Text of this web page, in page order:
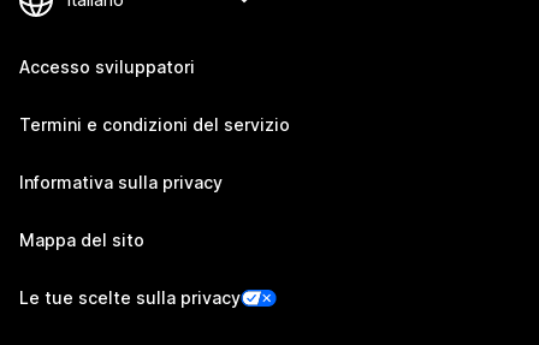
Accesso sviluppatori
Termini e condizioni del servizio
Informativa sulla privacy
Mappa del sito
Le tue scelte sulla privacy